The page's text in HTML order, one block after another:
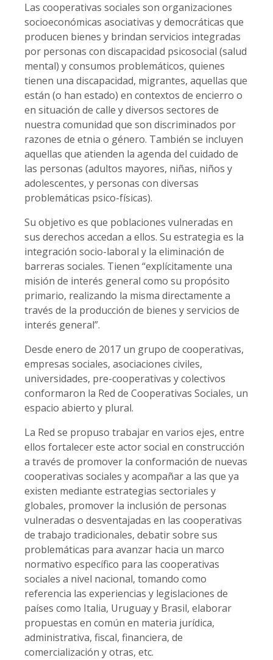
Las cooperativas sociales son organizaciones
socioeconómicas asociativas y democráticas que
producen bienes y brindan servicios integradas
por personas con discapacidad psicosocial (salud
mental) y consumos problemáticos, quienes
tienen una discapacidad, migrantes, aquellas que
están (o han estado) en contextos de encierro o
en situación de calle y diversos sectores de
nuestra comunidad que son discriminados por
razones de etnia o género. También se incluyen
aquellas que atienden la agenda del cuidado de
las personas (adultos mayores, niñas, niños y
adolescentes, y personas con diversas
problemáticas psico-físicas).
Su objetivo es que poblaciones vulneradas en
sus derechos accedan a ellos. Su estrategia es la
integración socio-laboral y la eliminación de
barreras sociales. Tienen “explícitamente una
misión de interés general como su propósito
primario, realizando la misma directamente a
través de la producción de bienes y servicios de
interés general”.
Desde enero de 2017 un grupo de cooperativas,
empresas sociales, asociaciones civiles,
universidades, pre-cooperativas y colectivos
conformaron la Red de Cooperativas Sociales, un
espacio abierto y plural.
La Red se propuso trabajar en varios ejes, entre
ellos fortalecer este actor social en construcción
a través de promover la conformación de nuevas
cooperativas sociales y acompañar a las que ya
existen mediante estrategias sectoriales y
globales, promover la inclusión de personas
vulneradas o desventajadas en las cooperativas
de trabajo tradicionales, debatir sobre sus
problemáticas para avanzar hacia un marco
normativo específico para las cooperativas
sociales a nivel nacional, tomando como
referencia las experiencias y legislaciones de
países como Italia, Uruguay y Brasil, elaborar
propuestas en común en materia jurídica,
administrativa, fiscal, financiera, de
comercialización y otras, etc.